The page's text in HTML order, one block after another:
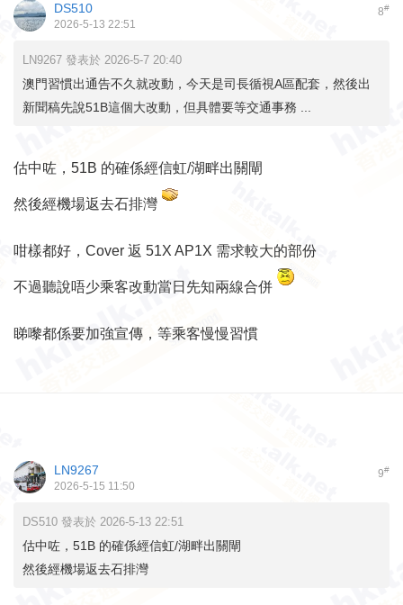
8#
DS510
2026-5-13 22:51
LN9267 發表於 2026-5-7 20:40
澳門習慣出通告不久就改動，今天是司長循視A區配套，然後出
新聞稿先說51B這個大改動，但具體要等交通事務 ...
估中咗，51B 的確係經信虹/湖畔出關閘
然後經機場返去石排灣
咁樣都好，Cover 返 51X AP1X 需求較大的部份
不過聽說唔少乘客改動當日先知兩線合併
睇嚟都係要加強宣傳，等乘客慢慢習慣
9#
LN9267
2026-5-15 11:50
DS510 發表於 2026-5-13 22:51
估中咗，51B 的確係經信虹/湖畔出關閘
然後經機場返去石排灣